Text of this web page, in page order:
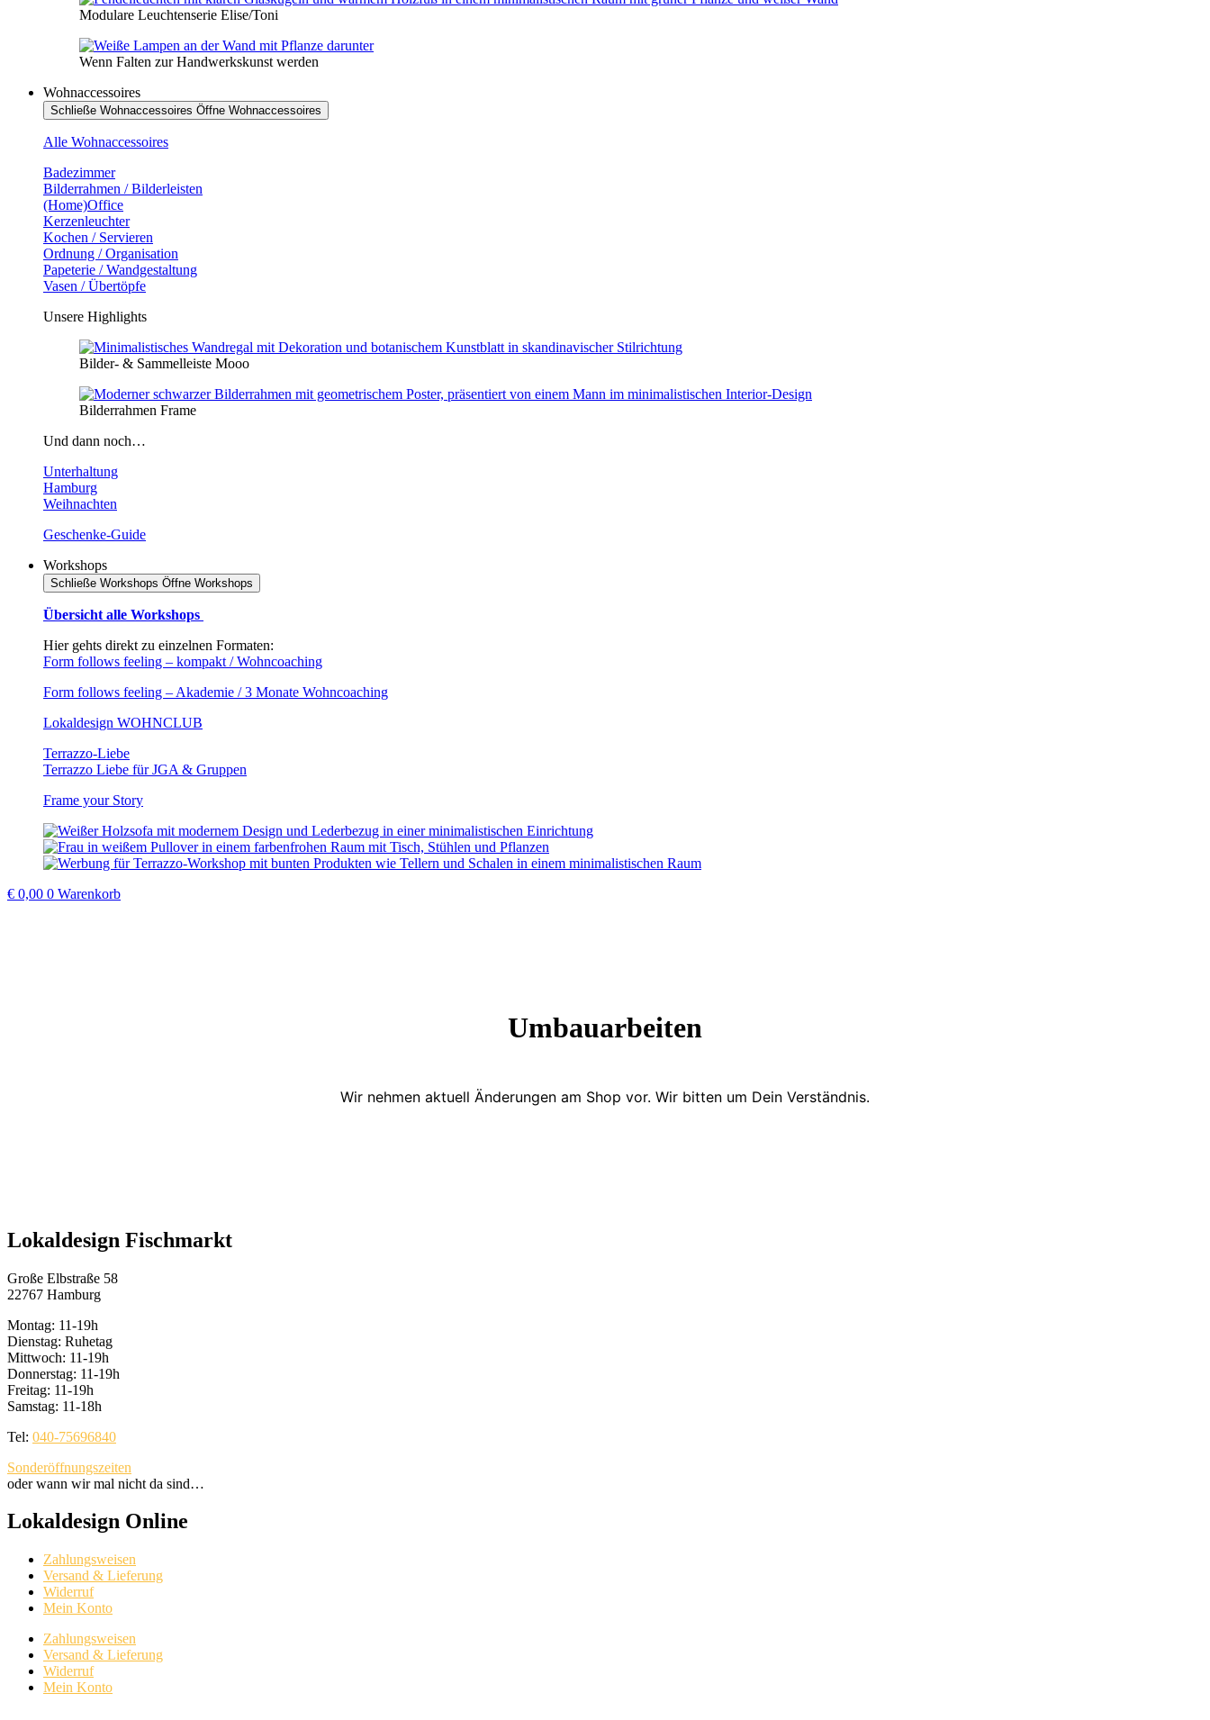
Modulare Leuchtenserie Elise/Toni
Wenn Falten zur Handwerkskunst werden
Wohnaccessoires
Schließe Wohnaccessoires Öffne Wohnaccessoires
Alle Wohnaccessoires
Badezimmer
Bilderrahmen / Bilderleisten
(Home)Office
Kerzenleuchter
Kochen / Servieren
Ordnung / Organisation
Papeterie / Wandgestaltung
Vasen / Übertöpfe
Unsere Highlights
Bilder- & Sammelleiste Mooo
Bilderrahmen Frame
Und dann noch…
Unterhaltung
Hamburg
Weihnachten
Geschenke-Guide
Workshops
Schließe Workshops Öffne Workshops
Übersicht alle Workshops
Hier gehts direkt zu einzelnen Formaten:
Form follows feeling – kompakt / Wohncoaching
Form follows feeling – Akademie / 3 Monate Wohncoaching
Lokaldesign WOHNCLUB
Terrazzo-Liebe
Terrazzo Liebe für JGA & Gruppen
Frame your Story
€ 0,00 0 Warenkorb
Umbauarbeiten
Wir nehmen aktuell Änderungen am Shop vor. Wir bitten um Dein Verständnis.
Lokaldesign Fischmarkt
Große Elbstraße 58
22767 Hamburg
Montag: 11-19h
Dienstag: Ruhetag
Mittwoch: 11-19h
Donnerstag: 11-19h
Freitag: 11-19h
Samstag: 11-18h
Tel: 040-75696840
Sonderöffnungszeiten
oder wann wir mal nicht da sind…
Lokaldesign Online
Zahlungsweisen
Versand & Lieferung
Widerruf
Mein Konto
Zahlungsweisen
Versand & Lieferung
Widerruf
Mein Konto